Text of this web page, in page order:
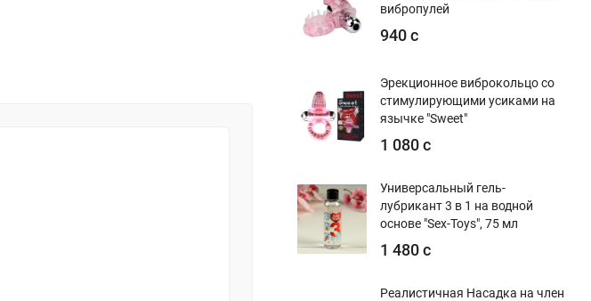
вибропулей
940 с
Эрекционное виброкольцо со
стимулирующими усиками на
язычке "Sweet"
1 080 с
Универсальный гель-
лубрикант 3 в 1 на водной
основе "Sex-Toys", 75 мл
1 480 с
Реалистичная Насадка на член